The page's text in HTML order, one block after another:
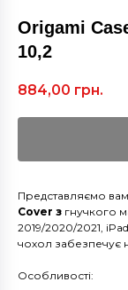
Origami
10,2
884,00 грн.
Представляємо
Cover з гнучкого
2019/2020/2021,
чохол забезпечує
Особливості: